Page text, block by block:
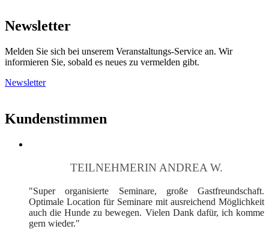
Newsletter
Melden Sie sich bei unserem Veranstaltungs-Service an. Wir
informieren Sie, sobald es neues zu vermelden gibt.
Newsletter
Kundenstimmen
TEILNEHMERIN ANDREA W.
"Super organisierte Seminare, große Gastfreundschaft.
Optimale Location für Seminare mit ausreichend Möglichkeit
auch die Hunde zu bewegen. Vielen Dank dafür, ich komme
gern wieder."